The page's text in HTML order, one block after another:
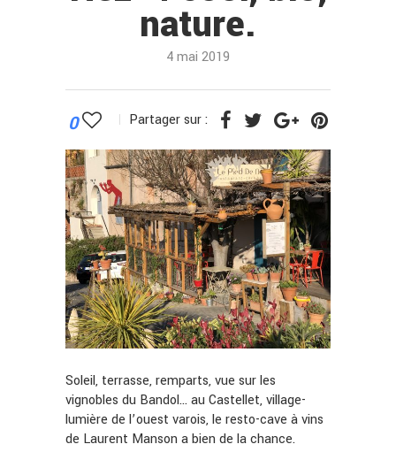
nature.
4 mai 2019
0 Partager sur :
Soleil, terrasse, remparts, vue sur les
vignobles du Bandol… au Castellet, village-
lumière de l’ouest varois, le resto-cave à vins
de Laurent Manson a bien de la chance.